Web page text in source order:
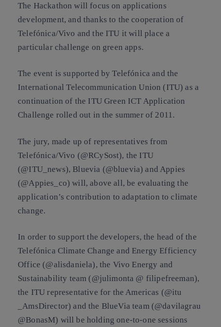
The Hackathon will focus on applications
development, and thanks to the cooperation of
Telefónica/Vivo and the ITU it will place a
particular challenge on green apps.
The event is supported by Telefónica and the
International Telecommunication Union (ITU) as a
continuation of the ITU Green ICT Application
Challenge rolled out in the summer of 2011.
The jury, made up of representatives from
Telefónica/Vivo (@RCySost), the ITU
(@ITU_news),Bluevia (@bluevia) and Appies
(@Appies_co) will, above all, be evaluating the
application’s contribution to adaptation to climate
change.
In order to support the developers, the head of the
Telefónica Climate Change and Energy Efficiency
Office (@alisdaniela), the Vivo Energy and
Sustainability team (@julimonta @ filipefreeman),
the ITU representative for the Americas (@itu
_AmsDirector) and the BlueVia team (@davilagrau
@BonasM) will be holding one-to-one sessions